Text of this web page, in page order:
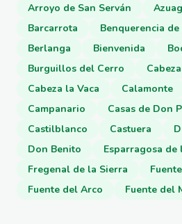
Arroyo de San Serván
Barcarrota
Benquerencia
Berlanga
Bienvenida
Burguillos del Cerro
Cabeza la Vaca
Calamonte
Campanario
Casas de Don
Castilblanco
Castuera
Don Benito
Esparragosa de
Fregenal de la Sierra
Fuente del Arco
Fuente del